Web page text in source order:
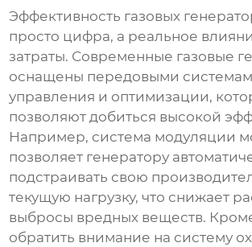
Эффективность газовых
просто цифра, а реальное
затраты. Современные газовые
оснащены передовыми
управления и оптимизации,
позволяют добиться высокой
Например, система модуляции
позволяет генератору
подстраивать свою
текущую нагрузку, что снижает
выбросы вредных веществ.
обратить внимание на систему